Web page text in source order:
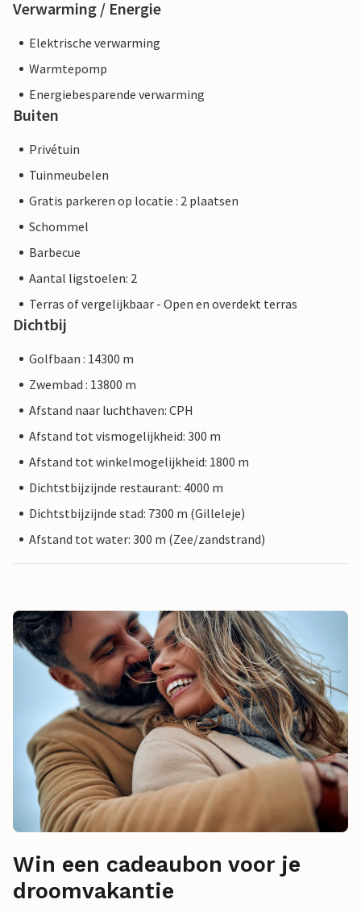
Verwarming / Energie
Elektrische verwarming
Warmtepomp
Energiebesparende verwarming
Buiten
Privétuin
Tuinmeubelen
Gratis parkeren op locatie : 2 plaatsen
Schommel
Barbecue
Aantal ligstoelen: 2
Terras of vergelijkbaar - Open en overdekt terras
Dichtbij
Golfbaan : 14300 m
Zwembad : 13800 m
Afstand naar luchthaven: CPH
Afstand tot vismogelijkheid: 300 m
Afstand tot winkelmogelijkheid: 1800 m
Dichtstbijzijnde restaurant: 4000 m
Dichtstbijzijnde stad: 7300 m (Gilleleje)
Afstand tot water: 300 m (Zee/zandstrand)
Win een cadeaubon voor je
droomvakantie